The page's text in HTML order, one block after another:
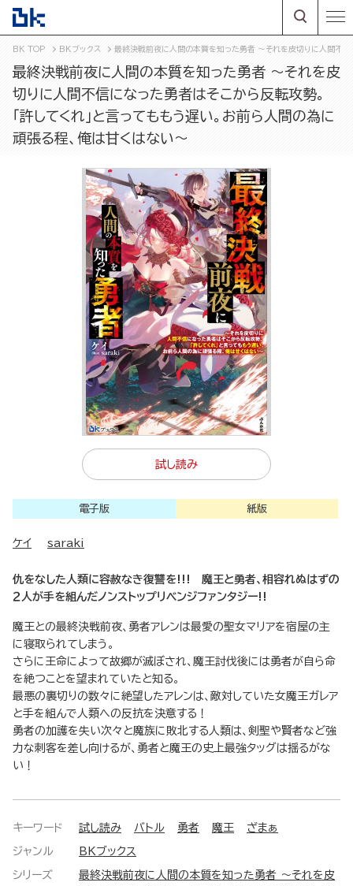
BK TOP BKブックス 最終決戦前夜に人間の本質を知った勇者 ～それを皮切りに人間不信
最終決戦前夜に人間の本質を知った勇者 ～それを皮
切りに人間不信になった勇者はそこから反転攻勢。
「許してくれ」と言ってももう遅い。お前ら人間の為に
頑張る程、俺は甘くはない～
試し読み
紙版
電子版
ケイ saraki
仇をなした人類に容赦なき復讐を!!! 魔王と勇者、相容れぬはずの
２人が手を組んだノンストップリベンジファンタジー!!
魔王との最終決戦前夜、勇者アレンは最愛の聖女マリアを宿屋の主
に寝取られてしまう。
さらに王命によって故郷が滅ぼされ、魔王討伐後には勇者が自ら命
を絶つことを望まれていたと知る。
最悪の裏切りの数々に絶望したアレンは、敵対していた女魔王ガレア
と手を組んで人類への反抗を決意する！
勇者の加護を失い次々と魔族に敗北する人類は、剣聖や賢者など強
力な刺客を差し向けるが、勇者と魔王の史上最強タッグは揺るがな
い！
キーワード 試し読み バトル 勇者 魔王 ざまぁ
ジャンル BKブックス
シリーズ
最終決戦前夜に人間の本質を知った勇者 ～それを皮